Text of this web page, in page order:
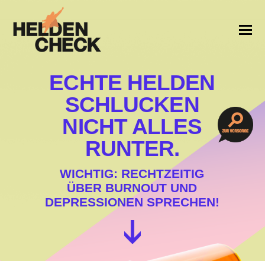
ECHTE HELDEN
SCHLUCKEN
NICHT ALLES
RUNTER.
WICHTIG: RECHTZEITIG
ÜBER BURNOUT UND
DEPRESSIONEN SPRECHEN!